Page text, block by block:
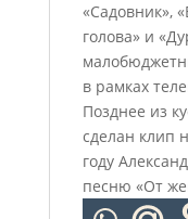
«Садовник»,
голова» и
в рамках
Позднее из
сделан клип
году
песню «От